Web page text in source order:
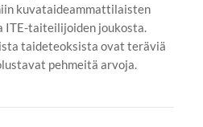
kuvataideammattilaisten
ITE-taiteilijoiden joukosta.
taideteoksista ovat teräviä
pehmeitä arvoja.